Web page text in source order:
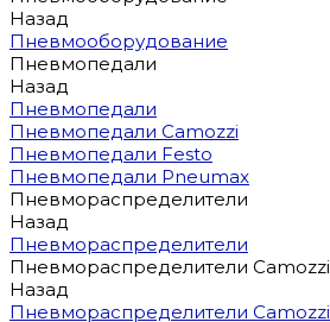
Назад
Пневмооборудование
Пневмопедали
Назад
Пневмопедали
Пневмопедали Camozzi
Пневмопедали Festo
Пневмопедали Pneumax
Пневмораспределители
Назад
Пневмораспределители
Пневмораспределители Camozzi
Назад
Пневмораспределители Camozzi